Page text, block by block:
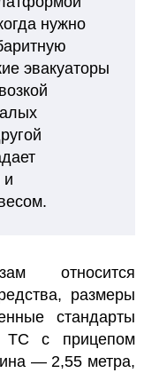
нужно
эвакуаторы
и
относится
размеры
стандарты
ТС с прицепом
— 2,55 метра,